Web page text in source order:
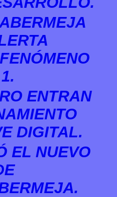
ENTRAN
DIGITAL.
EL NUEVO